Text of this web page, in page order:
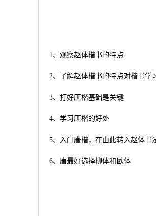
1、观察赵体楷书的特点
2、了解赵体楷书的特点对楷书学
3、打好唐楷基础是关键
4、学习唐楷的好处
5、入门唐楷，在由此转入赵体书
6、唐最好选择柳体和欧体